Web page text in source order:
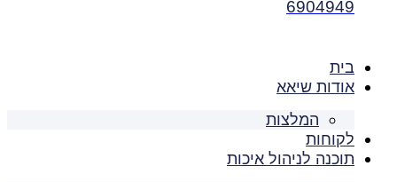
6904949
בית
אודות שיאא
המלצות
לקוחות
תוכנה לניהול איכות